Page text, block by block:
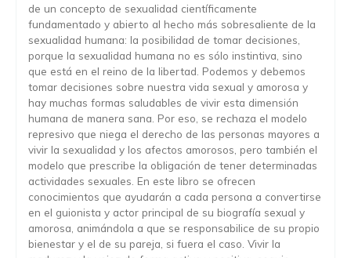
de un concepto de sexualidad científicamente
fundamentado y abierto al hecho más sobresaliente de la
sexualidad humana: la posibilidad de tomar decisiones,
porque la sexualidad humana no es sólo instintiva, sino
que está en el reino de la libertad. Podemos y debemos
tomar decisiones sobre nuestra vida sexual y amorosa y
hay muchas formas saludables de vivir esta dimensión
humana de manera sana. Por eso, se rechaza el modelo
represivo que niega el derecho de las personas mayores a
vivir la sexualidad y los afectos amorosos, pero también el
modelo que prescribe la obligación de tener determinadas
actividades sexuales. En este libro se ofrecen
conocimientos que ayudarán a cada persona a convertirse
en el guionista y actor principal de su biografía sexual y
amorosa, animándola a que se responsabilice de su propio
bienestar y el de su pareja, si fuera el caso. Vivir la